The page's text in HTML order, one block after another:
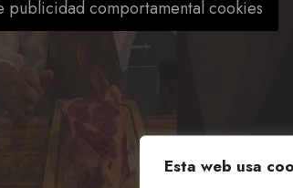
Esta web usa
publicidad comportamental cookies